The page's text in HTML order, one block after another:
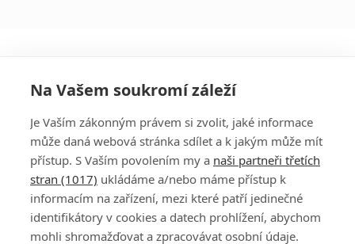
PŘIHLÁSIT
REGISTROVAT
DISKUZE
Na Vašem soukromí záleží
Je Vaším zákonným právem si zvolit, jaké informace
může daná webová stránka sdílet a k jakým může mít
přístup. S Vaším povolením my a naši partneři třetích
stran (1017) ukládáme a/nebo máme přístup k
informacím na zařízení, mezi které patří jedinečné
identifikátory v cookies a datech prohlížení, abychom
mohli shromažďovat a zpracovávat osobní údaje.